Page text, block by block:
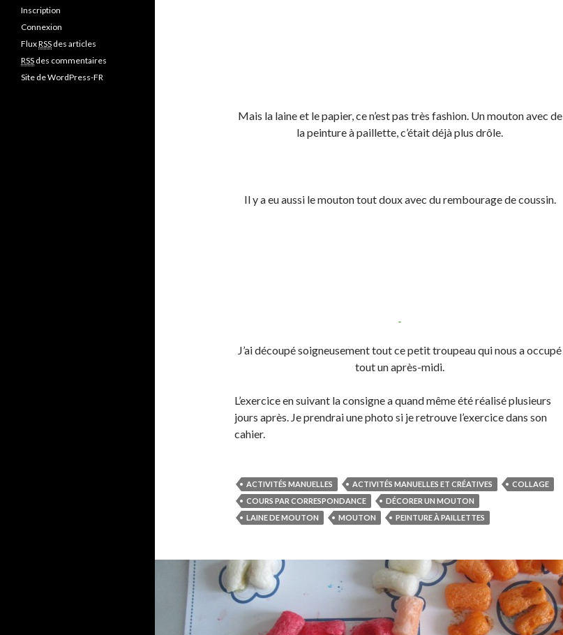
Mais la laine et le papier, ce n’est pas très fashion. Un mouton avec de
la peinture à paillette, c’était déjà plus drôle.
Il y a eu aussi le mouton tout doux avec du rembourage de coussin.
J’ai découpé soigneusement tout ce petit troupeau qui nous a occupé
tout un après-midi.
L’exercice en suivant la consigne a quand même été réalisé plusieurs
jours après. Je prendrai une photo si je retrouve l’exercice dans son
cahier.
ACTIVITÉS MANUELLES ACTIVITÉS MANUELLES ET CRÉATIVES
COLLAGE
COURS PAR CORRESPONDANCE
DÉCORER UN MOUTON
LAINE DE MOUTON
MOUTON PEINTURE À PAILLETTES
Inscription
Connexion
FluxRSS des articles
RSS des commentaires
Site de WordPress-FR